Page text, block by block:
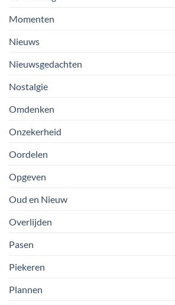
Momenten
Nieuws
Nieuwsgedachten
Nostalgie
Omdenken
Onzekerheid
Oordelen
Opgeven
Oud en Nieuw
Overlijden
Pasen
Piekeren
Plannen